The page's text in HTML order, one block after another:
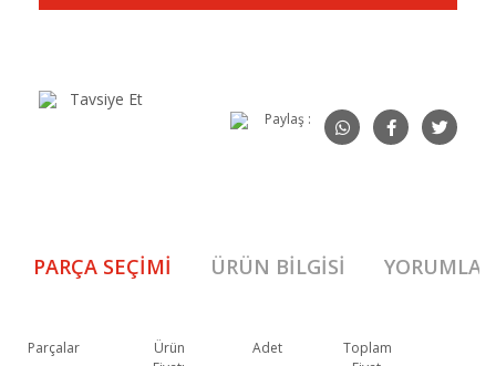
Tavsiye Et
Paylaş :
PARÇA SEÇIMI ÜRÜN BILGISI YORUMLAR
Parçalar
Ürün
Adet
Toplam